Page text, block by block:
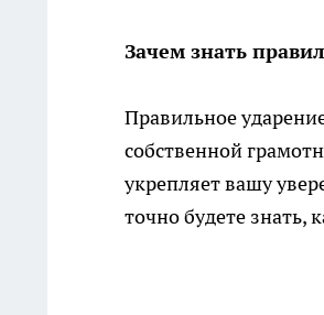
Зачем знать
Правильное
собственной
укрепляет вашу
точно будете знать,